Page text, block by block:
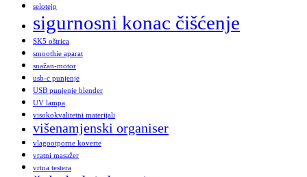
selotejp
sigurnosni konac čišćenje
SK5 oštrica
smoothie aparat
snažan-motor
usb-c punjenje
USB punjenje blender
UV lampa
visokokvalitetni materijali
višenamjenski organiser
vlagootporne koverte
vratni masažer
vrtna testera